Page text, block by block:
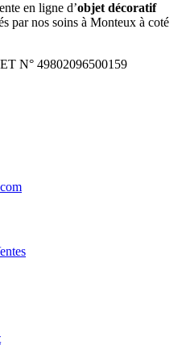
en ligne d’objet décoratif
par nos soins à Monteux à coté
N° 49802096500159